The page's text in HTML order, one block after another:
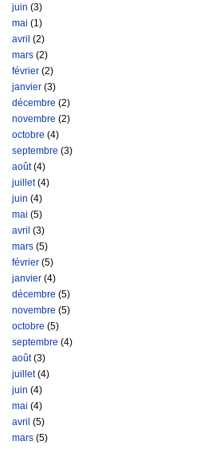
juin (3)
mai (1)
avril (2)
mars (2)
février (2)
janvier (3)
décembre (2)
novembre (2)
octobre (4)
septembre (3)
août(4)
juillet(4)
juin (4)
mai (5)
avril (3)
mars (5)
février (5)
janvier (4)
décembre (5)
novembre (5)
octobre (5)
septembre (4)
août(3)
juillet(4)
juin (4)
mai (4)
avril (5)
mars (5)